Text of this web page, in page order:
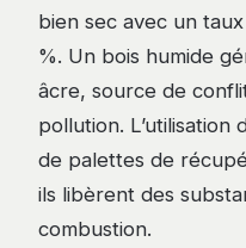
bien sec avec un
%. Un bois humide
âcre, source de
pollution.
de palettes de
ils libèrent des
combustion.